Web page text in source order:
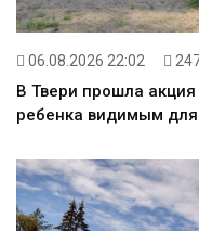
06.08.2026 22:02
В Твери прошла
ребенка видимым для